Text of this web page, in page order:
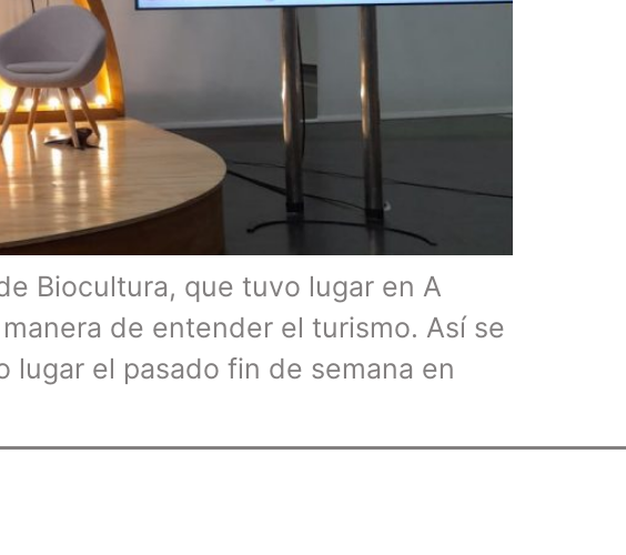
Biocultura, que tuvo lugar en A
de entender el turismo. Así se
el pasado fin de semana en